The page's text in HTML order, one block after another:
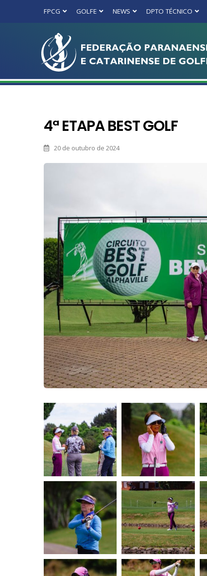
FPCG GOLFE NEWS DPTO TÉCNICO
4ª ETAPA BEST GOLF
20 de outubro de 2024